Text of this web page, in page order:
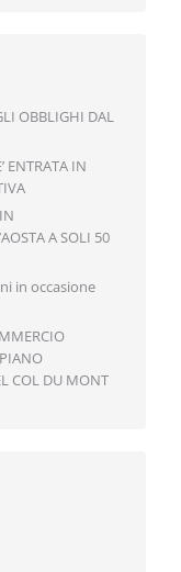
OBBLIGHI DAL
ENTRATA IN
A SOLI 50
in occasione
COL DU MONT